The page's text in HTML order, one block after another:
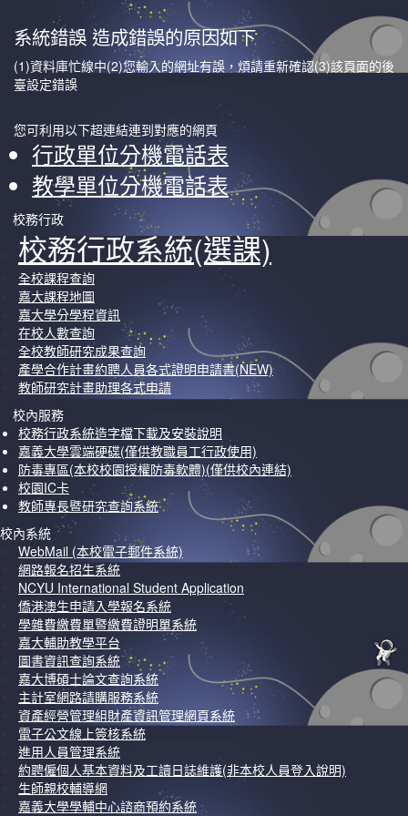
系統錯誤 造成錯誤的原因如下
(1)資料庫忙線中(2)您輸入的網址有誤，煩請重新確認(3)該頁面的後
臺設定錯誤
您可利用以下超連結連到對應的網頁
行政單位分機電話表
教學單位分機電話表
校務行政
校務行政系統(選課)
全校課程查詢
嘉大課程地圖
嘉大學分學程資訊
在校人數查詢
全校教師研究成果查詢
產學合作計畫約聘人員各式證明申請書(NEW)
教師研究計畫助理各式申請
校內服務
校務行政系統造字檔下載及安裝說明
嘉義大學雲端硬碟(僅供教職員工行政使用)
防毒專區(本校校園授權防毒軟體)(僅供校內連結)
校園IC卡
教師專長暨研究查詢系統
校內系統
WebMail (本校電子郵件系統)
網路報名招生系統
NCYU International Student Application
僑港澳生申請入學報名系統
學雜費繳費單暨繳費證明單系統
嘉大輔助教學平台
圖書資訊查詢系統
嘉大博碩士論文查詢系統
主計室網路請購服務系統
資產經營管理組財產資訊管理網頁系統
電子公文線上簽核系統
進用人員管理系統
約聘僱個人基本資料及工讀日誌維護(非本校人員登入說明)
生師親校輔導網
嘉義大學學輔中心諮商預約系統